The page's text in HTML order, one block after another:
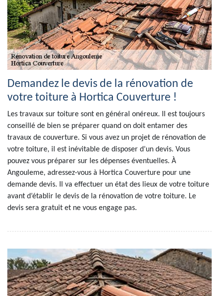
Demandez le devis de la rénovation de
votre toiture à Hortica Couverture !
Les travaux sur toiture sont en général onéreux. Il est toujours
conseillé de bien se préparer quand on doit entamer des
travaux de couverture. Si vous avez un projet de rénovation de
votre toiture, il est inévitable de disposer d’un devis. Vous
pouvez vous préparer sur les dépenses éventuelles. À
Angouleme, adressez-vous à Hortica Couverture pour une
demande devis. Il va effectuer un état des lieux de votre toiture
avant d’établir le devis de la rénovation de votre toiture. Le
devis sera gratuit et ne vous engage pas.